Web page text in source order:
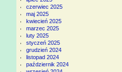
czerwiec 2025
maj 2025
kwiecień 2025
marzec 2025
luty 2025
styczeń 2025
grudzień 2024
listopad 2024
październik 2024